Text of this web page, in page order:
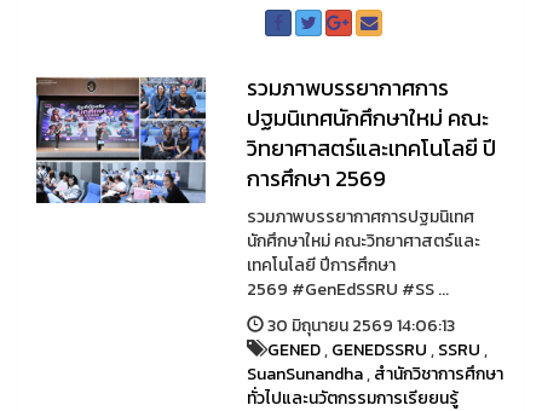
รวมภาพบรรยากาศการ
ปฐมนิเทศนักศึกษาใหม่ คณะ
วิทยาศาสตร์และเทคโนโลยี ปี
การศึกษา 2569
รวมภาพบรรยากาศการปฐมนิเทศ
นักศึกษาใหม่ คณะวิทยาศาสตร์และ
เทคโนโลยี ปีการศึกษา
2569 #GenEdSSRU #SS ...
30 มิถุนายน 2569 14:06:13
GENED,GENEDSSRU,SSRU,
SuanSunandha,สำนักวิชาการศึกษา
ทั่วไปและนวัตกรรมการเรียยนรู้